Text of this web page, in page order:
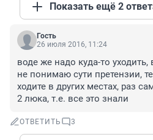
Показать ещё 2
Гость
26 июля 2016, 11:24
воде же надо куда-то
не понимаю сути претензии,
ходите в других местах, раз
2 люка, т.е. все это знали
ОТВЕТИТЬ 3